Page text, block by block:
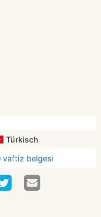
Türkisch
vaftiz belgesi